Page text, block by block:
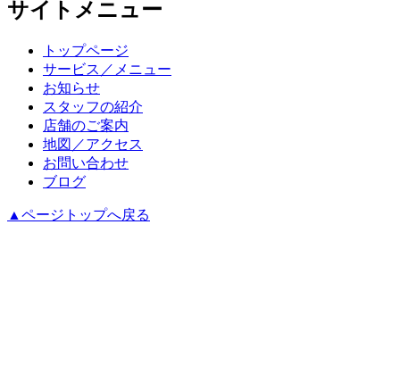
サイトメニュー
トップページ
サービス／メニュー
お知らせ
スタッフの紹介
店舗のご案内
地図／アクセス
お問い合わせ
ブログ
▲ページトップへ戻る